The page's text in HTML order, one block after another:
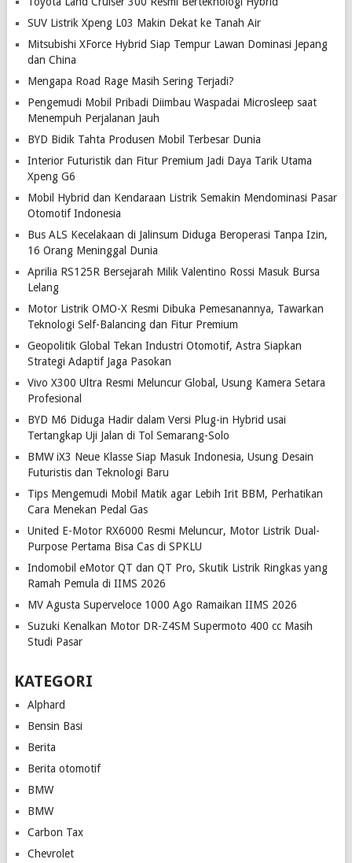
SUV Listrik Xpeng L03 Makin Dekat ke Tanah Air
Mitsubishi XForce Hybrid Siap Tempur Lawan Dominasi Jepang
dan China
Mengapa Road Rage Masih Sering Terjadi?
Pengemudi Mobil Pribadi Diimbau Waspadai Microsleep saat
Menempuh Perjalanan Jauh
BYD Bidik Tahta Produsen Mobil Terbesar Dunia
Interior Futuristik dan Fitur Premium Jadi Daya Tarik Utama
Xpeng G6
Mobil Hybrid dan Kendaraan Listrik Semakin Mendominasi Pasar
Otomotif Indonesia
Bus ALS Kecelakaan di Jalinsum Diduga Beroperasi Tanpa Izin,
16 Orang Meninggal Dunia
Aprilia RS125R Bersejarah Milik Valentino Rossi Masuk Bursa
Lelang
Motor Listrik OMO-X Resmi Dibuka Pemesanannya, Tawarkan
Teknologi Self-Balancing dan Fitur Premium
Geopolitik Global Tekan Industri Otomotif, Astra Siapkan
Strategi Adaptif Jaga Pasokan
Vivo X300 Ultra Resmi Meluncur Global, Usung Kamera Setara
Profesional
BYD M6 Diduga Hadir dalam Versi Plug-in Hybrid usai
Tertangkap Uji Jalan di Tol Semarang-Solo
BMW iX3 Neue Klasse Siap Masuk Indonesia, Usung Desain
Futuristis dan Teknologi Baru
Tips Mengemudi Mobil Matik agar Lebih Irit BBM, Perhatikan
Cara Menekan Pedal Gas
United E-Motor RX6000 Resmi Meluncur, Motor Listrik Dual-
Purpose Pertama Bisa Cas di SPKLU
Indomobil eMotor QT dan QT Pro, Skutik Listrik Ringkas yang
Ramah Pemula di IIMS 2026
MV Agusta Superveloce 1000 Ago Ramaikan IIMS 2026
Suzuki Kenalkan Motor DR-Z4SM Supermoto 400 cc Masih
Studi Pasar
KATEGORI
Alphard
Bensin Basi
Berita
Berita otomotif
BMW
BMW
Carbon Tax
Chevrolet